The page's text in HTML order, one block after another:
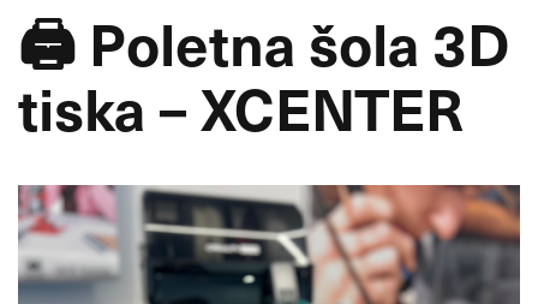
🖨️ Poletna šola 3D
tiska – XCENTER